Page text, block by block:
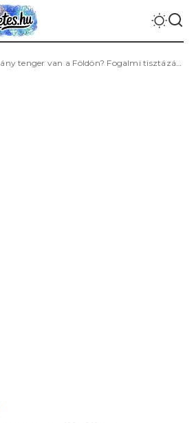
tenger van a Földön? Fogalmi tisztázás, listák és érdekességek